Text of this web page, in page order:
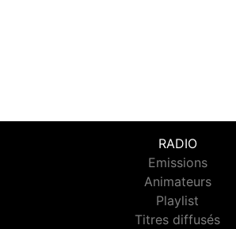
RADIO
Emissions
Animateurs
Playlist
Titres diffusés